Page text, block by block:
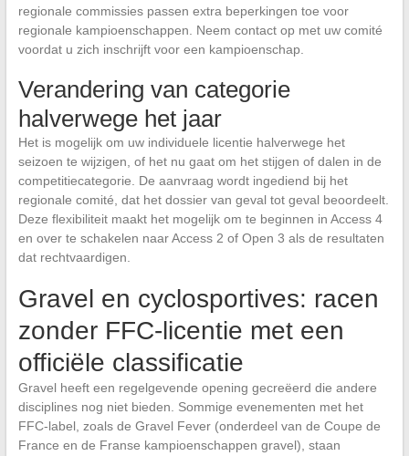
regionale commissies passen extra beperkingen toe voor
regionale kampioenschappen. Neem contact op met uw comité
voordat u zich inschrijft voor een kampioenschap.
Verandering van categorie
halverwege het jaar
Het is mogelijk om uw individuele licentie halverwege het
seizoen te wijzigen, of het nu gaat om het stijgen of dalen in de
competitiecategorie. De aanvraag wordt ingediend bij het
regionale comité, dat het dossier van geval tot geval beoordeelt.
Deze flexibiliteit maakt het mogelijk om te beginnen in Access 4
en over te schakelen naar Access 2 of Open 3 als de resultaten
dat rechtvaardigen.
Gravel en cyclosportives: racen
zonder FFC-licentie met een
officiële classificatie
Gravel heeft een regelgevende opening gecreëerd die andere
disciplines nog niet bieden. Sommige evenementen met het
FFC-label, zoals de Gravel Fever (onderdeel van de Coupe de
France en de Franse kampioenschappen gravel), staan